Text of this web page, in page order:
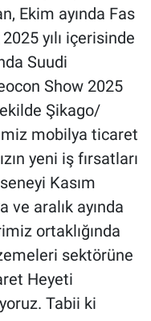
Ekim ayında Fas
yılı içerisinde
Suudi
Show 2025
Şikago/
mobilya ticaret
yeni iş fırsatları
Kasım
ve aralık ayında
ortaklığında
sektörüne
Heyeti
Tabii ki